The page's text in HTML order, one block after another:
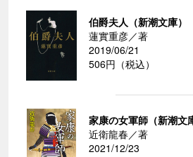
伯爵夫人（新潮文庫）
蓮實重彦／著
2019/06/21
506円（税込）
家康の女軍師（新潮文
近衛龍春／著
2021/12/23